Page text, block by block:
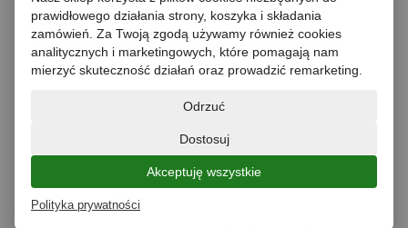
prawidłowego działania strony, koszyka i składania
zamówień. Za Twoją zgodą używamy również cookies
analitycznych i marketingowych, które pomagają nam
mierzyć skuteczność działań oraz prowadzić remarketing.
Odrzuć
Dostosuj
Akceptuję wszystkie
Polityka prywatności